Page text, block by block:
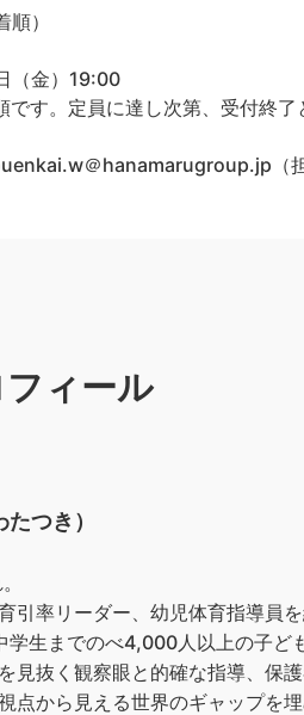
）
（金）19:00
す。定員に達し次第、受付終了
＠hanamarugroup.jp（
ィール
つき）
引率リーダー、幼児体育指導員
学生までのべ4,000人以上の子ど
見抜く観察眼と的確な指導、保
点から見える世界のギャップを